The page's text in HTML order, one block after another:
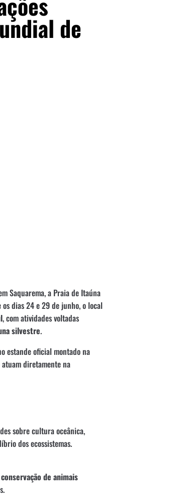
de
Saquarema, a Praia de Itaúna
os dias 24 e 29 de junho, o local
, com atividades voltadas
silvestre.
estande oficial montado na
diretamente na
sobre cultura oceânica,
dos ecossistemas.
de animais